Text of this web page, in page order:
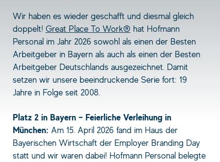
Wir haben es wieder geschafft und diesmal gleich
doppelt! Great Place To Work® hat Hofmann
Personal im Jahr 2026 sowohl als einen der Besten
Arbeitgeber in Bayern als auch als einen der Besten
Arbeitgeber Deutschlands ausgezeichnet. Damit
setzen wir unsere beeindruckende Serie fort: 19
Jahre in Folge seit 2008.
Platz 2 in Bayern – Feierliche Verleihung in
München: Am 15. April 2026 fand im Haus der
Bayerischen Wirtschaft der Employer Branding Day
statt und wir waren dabei! Hofmann Personal belegte